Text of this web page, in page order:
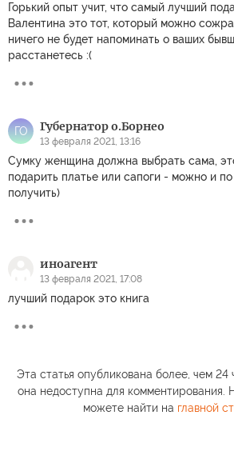
Горький опыт учит, что самый лучший
Валентина это тот, который можно
ничего не будет напоминать о ваших
расстанетесь :(
ГО Губернатор о.Борнео
13 февраля 2021, 13:16
Сумку женщина должна выбрать сама,
подарить платье или сапоги - можно и
получить)
иноагент
13 февраля 2021, 17:08
лучший подарок это книга
Эта статья опубликована более, чем 24
она недоступна для комментирования.
можете найти на главной